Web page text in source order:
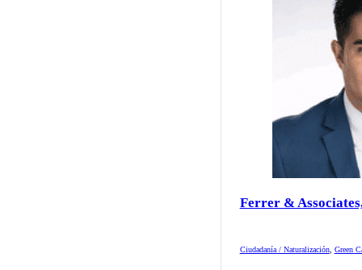
Ferrer &
Ciudadanía / Naturalización, Green